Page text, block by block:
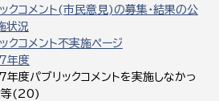
クコメント(市民意見)の募集・結果の公
状況
クコメント不実施ページ
年度
度パブリックコメントを実施しなかっ
等(20)